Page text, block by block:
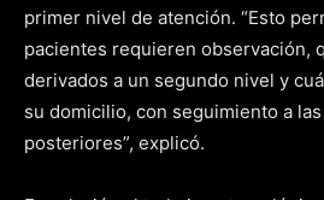
primer nivel de atención. “Esto
pacientes requieren observación,
derivados a un segundo nivel y
su domicilio, con seguimiento a
posteriores”, explicó.